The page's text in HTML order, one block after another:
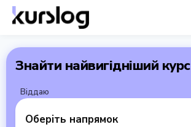
Знайти найвигідніший курс
Віддаю
Оберіть напрямок